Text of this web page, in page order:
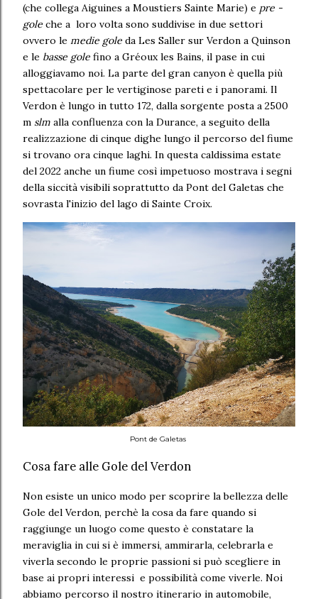
(che collega Aiguines a Moustiers Sainte Marie) e pre -
gole che a loro volta sono suddivise in due settori
ovvero le medie gole da Les Saller sur Verdon a Quinson
e le basse gole fino a Gréoux les Bains, il pase in cui
alloggiavamo noi. La parte del gran canyon è quella più
spettacolare per le vertiginose pareti e i panorami. Il
Verdon è lungo in tutto 172, dalla sorgente posta a 2500
m slm alla confluenza con la Durance, a seguito della
realizzazione di cinque dighe lungo il percorso del fiume
si trovano ora cinque laghi. In questa caldissima estate
del 2022 anche un fiume così impetuoso mostrava i segni
della siccità visibili soprattutto da Pont del Galetas che
sovrasta l'inizio del lago di Sainte Croix.
Pont de Galetas
Cosa fare alle Gole del Verdon
Non esiste un unico modo per scoprire la bellezza delle
Gole del Verdon, perchè la cosa da fare quando si
raggiunge un luogo come questo è constatare la
meraviglia in cui si è immersi, ammirarla, celebrarla e
viverla secondo le proprie passioni si può scegliere in
base ai propri interessi e possibilità come viverle. Noi
abbiamo percorso il nostro itinerario in automobile,